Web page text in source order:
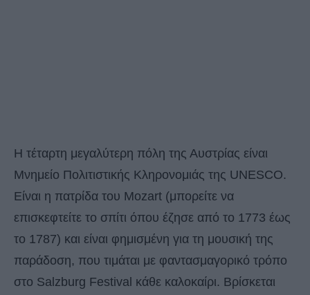
Η τέταρτη μεγαλύτερη πόλη της Αυστρίας είναι
Μνημείο Πολιτιστικής Κληρονομιάς της UNESCO.
Είναι η πατρίδα του Mozart (μπορείτε να
επισκεφτείτε το σπίτι όπου έζησε από το 1773 έως
το 1787) και είναι φημισμένη για τη μουσική της
παράδοση, που τιμάται με φαντασμαγορικό τρόπο
στο Salzburg Festival κάθε καλοκαίρι. Βρίσκεται